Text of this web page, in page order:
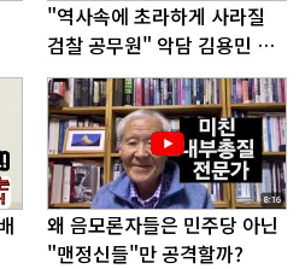
"역사속에 초라하게 사라질
검찰 공무원" 악담 김용민 의
원에게!
왜 음모론자들은 민주당 아닌
"맨정신들"만 공격할까?